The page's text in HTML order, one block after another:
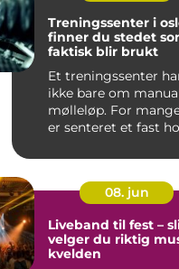
Treningssenter i
finner du stedet
faktisk blir brukt
Et treningssenter
ikke bare om
mølleløp. For
er senteret et fast
08. jun
Liveband til fest –
velger du riktig
kvelden